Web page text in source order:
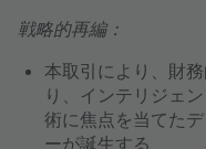
戦略的再編：
本取引により、財
り、 インテリジェ
術に焦点を当てた
ーが誕生する